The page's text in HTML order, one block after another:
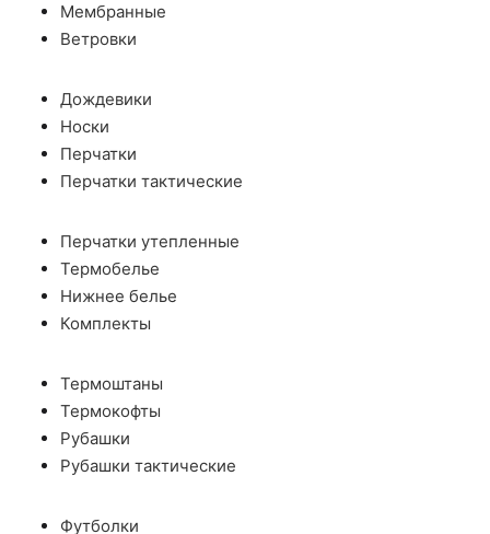
Мембранные
Ветровки
Дождевики
Носки
Перчатки
Перчатки тактические
Перчатки утепленные
Термобелье
Нижнее белье
Комплекты
Термоштаны
Термокофты
Рубашки
Рубашки тактические
Футболки